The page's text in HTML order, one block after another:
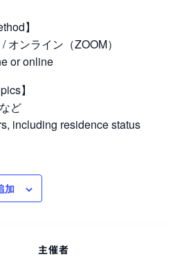
】
オンライン（ZOOM）
or online
】
ど
including residence status
加
主催者